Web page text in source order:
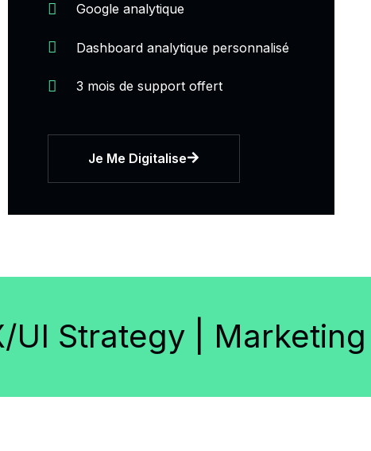
Google analytique
Dashboard analytique personnalisé
3 mois de support offert
Je Me Digitalise